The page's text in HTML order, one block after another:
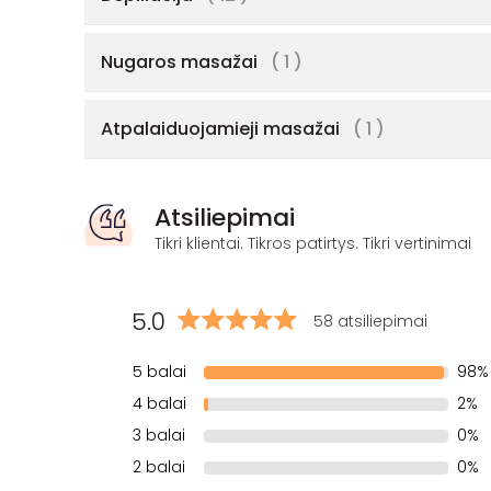
Nugaros masažai ( 1 )
Atpalaiduojamieji masažai ( 1 )
Atsiliepimai
Tikri klientai. Tikros patirtys. Tikri vertinimai
5.0 58 atsiliepimai
5 balai
98%
4 balai
2%
3 balai
0%
2 balai
0%